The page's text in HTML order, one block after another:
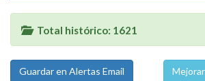
Total histórico: 1621